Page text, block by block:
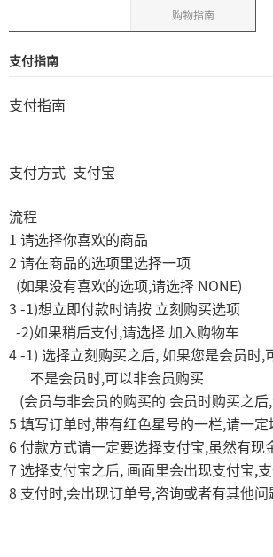
购物指南
支付指南
支付指南
支付方式 支付宝
流程
1 请选择你喜欢的商品
2 请在商品的选项里选择一项
(如果没有喜欢的选项,请选择 NONE)
3 -1)想立即付款时请按 立刻购买选项
-2)如果稍后支付,请选择 加入购物车
4 -1) 选择立刻购买之后, 如果您是会员时,
不是会员时,可以非会员购买
(会员与非会员的购买的 会员时购买之后,
5 填写订单时,带有红色星号的一栏,请一定
6 付款方式请一定要选择支付宝,虽然有现
7 选择支付宝之后, 画面里会出现支付宝,
8 支付时,会出现订单号,咨询或者有其他问